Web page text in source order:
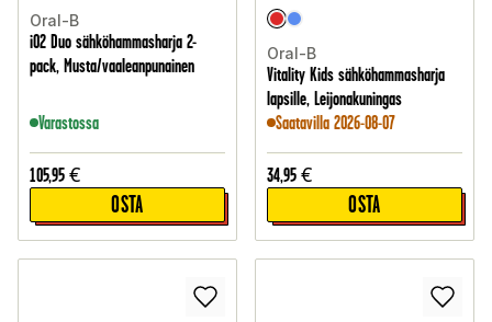
Oral-B
iO2 Duo sähköhammasharja 2-
pack, Musta/vaaleanpunainen
Varastossa
105,95 €
OSTA
Oral-B
Vitality Kids sähköhammasharja
lapsille, Leijonakuningas
Saatavilla 2026-08-07
34,95 €
OSTA